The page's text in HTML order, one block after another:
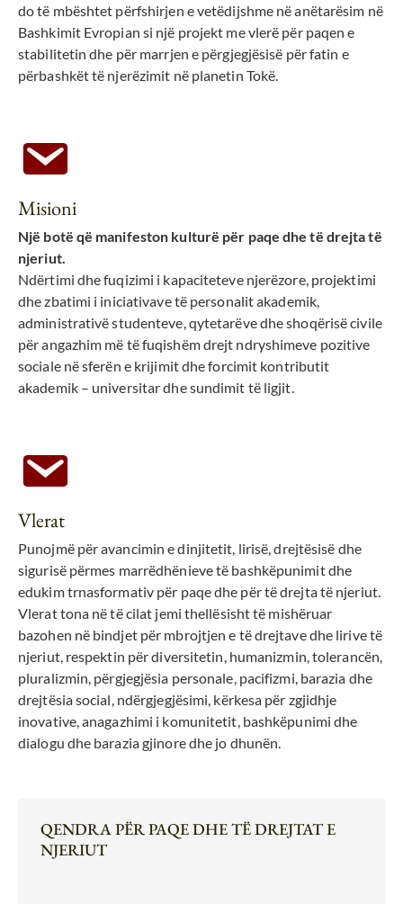
do të mbështet përfshirjen e vetëdijshme në anëtarësim në
Bashkimit Evropian si një projekt me vlerë për paqen e
stabilitetin dhe për marrjen e përgjegjësisë për fatin e
përbashkët të njerëzimit në planetin Tokë.
Misioni
Një botë që manifeston kulturë për paqe dhe të drejta të
njeriut.
Ndërtimi dhe fuqizimi i kapaciteteve njerëzore, projektimi
dhe zbatimi i iniciativave të personalit akademik,
administrativë studenteve, qytetarëve dhe shoqërisë civile
për angazhim më të fuqishëm drejt ndryshimeve pozitive
sociale në sferën e krijimit dhe forcimit kontributit
akademik – universitar dhe sundimit të ligjit.
Vlerat
Punojmë për avancimin e dinjitetit, lirisë, drejtësisë dhe
sigurisë përmes marrëdhënieve të bashkëpunimit dhe
edukim trnasformativ për paqe dhe për të drejta të njeriut.
Vlerat tona në të cilat jemi thellësisht të mishëruar
bazohen në bindjet për mbrojtjen e të drejtave dhe lirive të
njeriut, respektin për diversitetin, humanizmin, tolerancën,
pluralizmin, përgjegjësia personale, pacifizmi, barazia dhe
drejtësia social, ndërgjegjësimi, kërkesa për zgjidhje
inovative, anagazhimi i komunitetit, bashkëpunimi dhe
dialogu dhe barazia gjinore dhe jo dhunën.
QENDRA PËR PAQE DHE TË DREJTAT E
NJERIUT